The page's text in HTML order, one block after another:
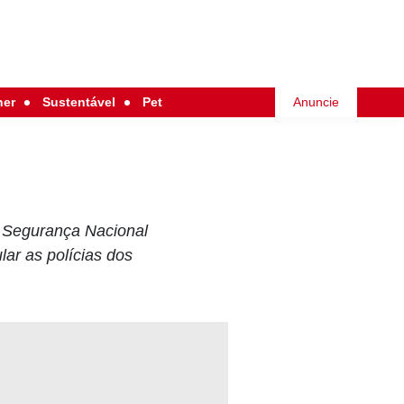
Sustentável Pet Anuncie
Nacional
as polícias dos